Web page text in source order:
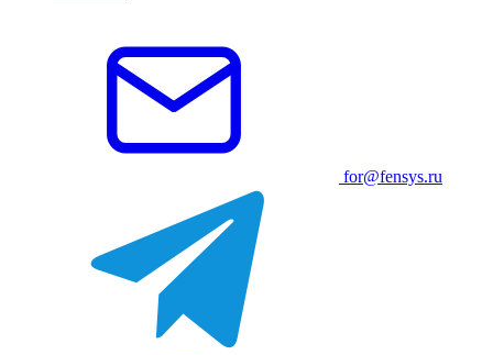
for@fensys.ru